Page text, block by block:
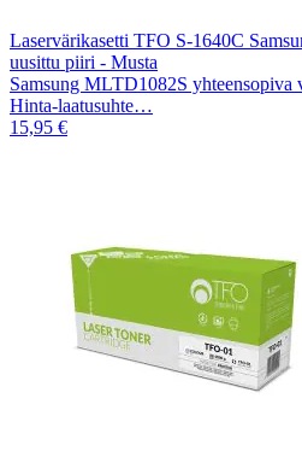
Laservärikasetti TFO S-1640C
uusittu piiri - Musta
Samsung MLTD1082S yhteensopiva
Hinta-laatusuhte…
15,95 €